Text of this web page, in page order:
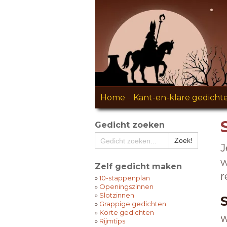
Home Kant-en-klare
Gedicht zoeken
Zelf gedicht maken
»10-stappenplan
» Openingszinnen
» Slotzinnen
» Grappige gedichten
» Korte gedichten
» Rijmtips